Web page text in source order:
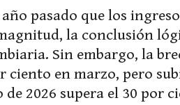
pasado que los
la conclusión
Sin embargo, la
ciento en marzo, pero
de 2026 supera el 30 por